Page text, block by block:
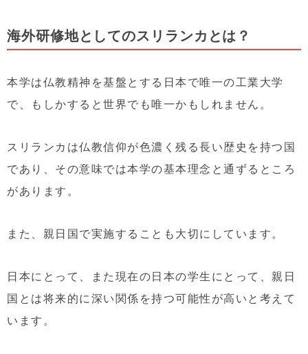
海外研修地としてのスリランカとは？
本学は仏教精神を基盤とする日本で唯一の工業大学
で、もしかすると世界でも唯一かもしれません。
スリランカは仏教信仰が色濃く残る長い歴史を持つ国
であり、その意味では本学の基本理念と通ずるところ
があります。
また、親日国で実施することも大切にしています。
日本にとって、また現在の日本の学生にとって、親日
国とは将来的に深い関係を持つ可能性が高いと考えて
います。